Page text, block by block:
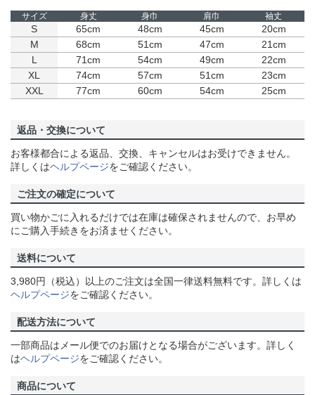
サイズ 身丈 身巾 肩巾 袖丈
S 65cm 48cm 45cm
20cm
M
68cm 51cm 47cm
21cm
L
71cm 54cm 49cm
22cm
XL
74cm 57cm 51cm
23cm
XXL
77cm 60cm 54cm 25cm
返品・交換について
お客様都合による返品、交換、キャンセルはお受けできません。
詳しくはヘルプページをご確認ください。
ご注文の確定について
買い物かごに入れるだけでは在庫は確保されませんので、お早め
にご購入手続きをお済ませください。
送料について
3,980円（税込）以上のご注文は全国一律送料無料です。詳しくは
ヘルプページをご確認ください。
配送方法について
一部商品はメール便でのお届けとなる場合がございます。詳しく
はヘルプページをご確認ください。
商品について